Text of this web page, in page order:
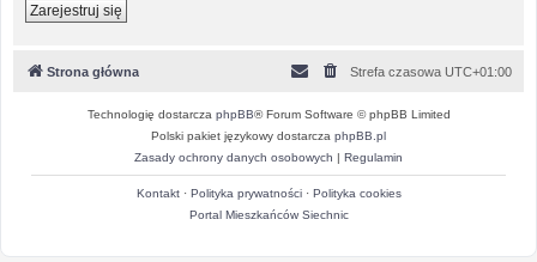
Zarejestruj się
Strona główna Strefa czasowa UTC+01:00
Technologię dostarcza phpBB® Forum Software © phpBB Limited
Polski pakiet językowy dostarcza phpBB.pl
Zasady ochrony danych osobowych | Regulamin
Kontakt· Polityka prywatności· Polityka cookies
Portal Mieszkańców Siechnic